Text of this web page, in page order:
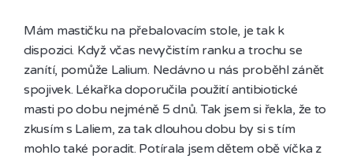
Mám mastičku na přebalovacím stole, je tak k
dispozici. Když včas nevyčistím ranku a trochu se
zanítí, pomůže Lalium. Nedávno u nás proběhl zánět
spojivek. Lékařka doporučila použití antibiotické
masti po dobu nejméně 5 dnů. Tak jsem si řekla, že to
zkusím s Laliem, za tak dlouhou dobu by si s tím
mohlo také poradit. Potírala jsem dětem obě víčka z